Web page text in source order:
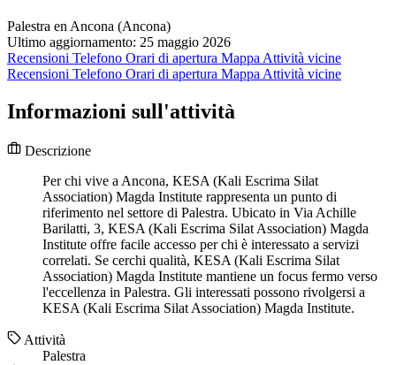
Palestra en Ancona (Ancona)
Ultimo aggiornamento: 25 maggio 2026
Recensioni Telefono Orari di apertura Mappa Attività vicine
Recensioni Telefono Orari di apertura Mappa Attività vicine
Informazioni sull'attività
Descrizione
Per chi vive a Ancona, KESA (Kali Escrima Silat
Association) Magda Institute rappresenta un punto di
riferimento nel settore di Palestra. Ubicato in Via Achille
Barilatti, 3, KESA (Kali Escrima Silat Association) Magda
Institute offre facile accesso per chi è interessato a servizi
correlati. Se cerchi qualità, KESA (Kali Escrima Silat
Association) Magda Institute mantiene un focus fermo verso
l'eccellenza in Palestra. Gli interessati possono rivolgersi a
KESA (Kali Escrima Silat Association) Magda Institute.
Attività
Palestra